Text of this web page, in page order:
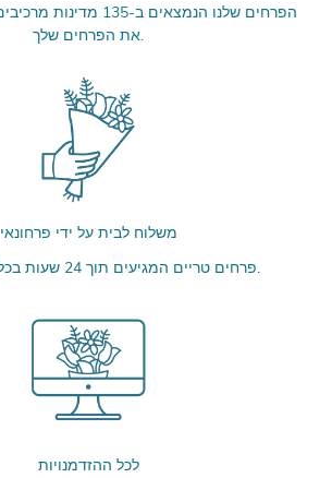
את הפרחים שלך.
משלוח לבית על ידי פרחונאי
פרחים טריים המגיעים תוך 24 שעות בכל רחבי העולם.
לכל ההזדמנויות